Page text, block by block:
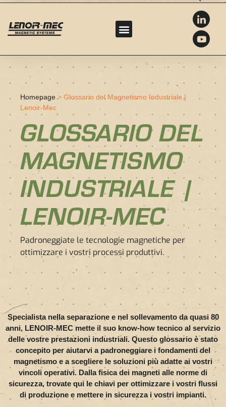
Homepage> Glossario del Magnetismo Industriale |
Lenoir-Mec
GLOSSARIO DEL
MAGNETISMO
INDUSTRIALE |
LENOIR-MEC
Padroneggiate le tecnologie magnetiche per
ottimizzare i vostri processi produttivi.
Specialista nella separazione e nel sollevamento da quasi 80
anni, LENOIR-MEC mette il suo know-how tecnico al servizio
delle vostre prestazioni industriali. Questo glossario è stato
concepito per aiutarvi a padroneggiare i fondamenti del
magnetismo e a scegliere le soluzioni più adatte ai vostri
vincoli operativi. Dalla fisica dei magneti alle norme di
sicurezza, trovate qui le chiavi per ottimizzare i vostri flussi
di produzione e mettere in sicurezza i vostri impianti.